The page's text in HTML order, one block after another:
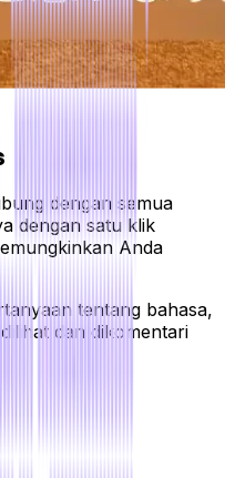
dengan semua
dengan satu klik
Anda
tentang bahasa,
dan dikomentari